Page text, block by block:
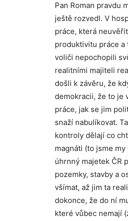
Pan Roman pravdu
ještě rozvedl. V
práce, která
produktivitu práce
voliči nepochopili
realitními majiteli
došli k závěru, že
demokracii, že to je
práce, jak se jim
snaží nabulíkovat.
kontroly dělají co
magnáti (to jsme
úhrnný majetek ČR
pozemky, stavby a
všímat, až jim ta
dokonce, že do ní
které vůbec nemají